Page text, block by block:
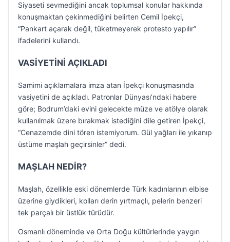
Siyaseti sevmediğini ancak toplumsal konular hakkında
konuşmaktan çekinmediğini belirten Cemil İpekçi,
“Pankart açarak değil, tüketmeyerek protesto yapılır”
ifadelerini kullandı.
VASİYETİNİ AÇIKLADI
Samimi açıklamalara imza atan İpekçi konuşmasında
vasiyetini de açıkladı. Patronlar Dünyası’ndaki habere
göre; Bodrum’daki evini gelecekte müze ve atölye olarak
kullanılmak üzere bırakmak istediğini dile getiren İpekçi,
“Cenazemde dini tören istemiyorum. Gül yağları ile yıkanıp
üstüme maşlah geçirsinler” dedi.
MAŞLAH NEDİR?
Maşlah, özellikle eski dönemlerde Türk kadınlarının elbise
üzerine giydikleri, kolları derin yırtmaçlı, pelerin benzeri
tek parçalı bir üstlük türüdür.
Osmanlı döneminde ve Orta Doğu kültürlerinde yaygın